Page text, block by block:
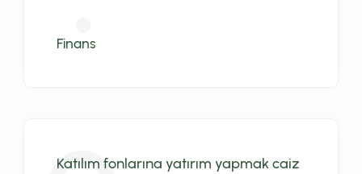
Finans
Katılım fonlarına yatırım yapmak caiz